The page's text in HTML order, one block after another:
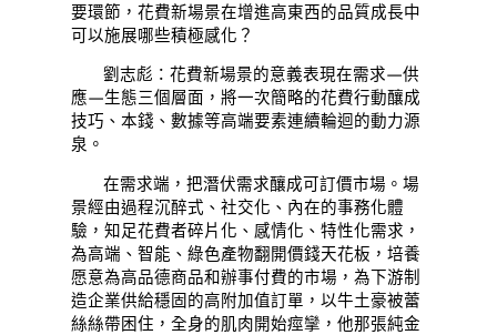
要環節，花費新場景在增進高東西的品質成長中
可以施展哪些積極感化？
劉志彪：花費新場景的意義表現在需求—供
應—生態三個層面，將一次簡略的花費行動釀成
技巧、本錢、數據等高端要素連續輪迴的動力源
泉。
在需求端，把潛伏需求釀成可訂價市場。場
景經由過程沉醉式、社交化、內在的事務化體
驗，知足花費者碎片化、感情化、特性化需求，
為高端、智能、綠色產物翻開價錢天花板，培養
愿意為高品德商品和辦事付費的市場，為下游制
造企業供給穩固的高附加值訂單，以牛土豪被蕾
絲絲帶困住，全身的肌肉開始痙攣，他那張純金